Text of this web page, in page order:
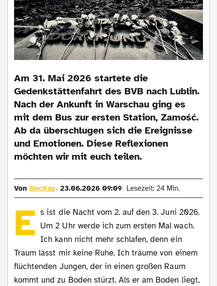
Am 31. Mai 2026 startete die
Gedenkstättenfahrt des BVB nach Lublin.
Nach der Ankunft in Warschau ging es
mit dem Bus zur ersten Station, Zamość.
Ab da überschlugen sich die Ereignisse
und Emotionen. Diese Reflexionen
möchten wir mit euch teilen.
VonDocKay 23.06.2026 09:09 Lesezeit: 24 Min.
E s ist die Nacht vom 2. auf den 3. Juni 2026.
Um 2 Uhr werde ich zum ersten Mal wach.
Ich kann nicht mehr schlafen, denn ein
Traum lässt mir keine Ruhe. Ich träume von einem
flüchtenden Jungen, der in einen großen Raum
kommt und zu Boden stürzt. Als er am Boden liegt,